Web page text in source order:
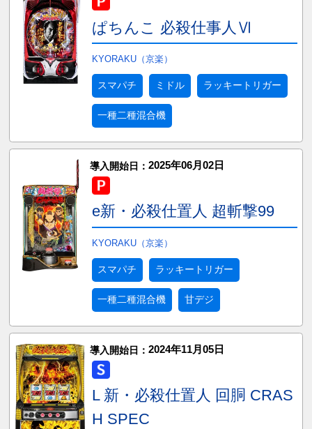
ぱちんこ 必殺仕事人Ⅵ
KYORAKU（京楽）
スマパチ ミドル ラッキートリガー
一種二種混合機
導入開始日： 2025年06月02日
e新・必殺仕置人 超斬撃99
KYORAKU（京楽）
スマパチ ラッキートリガー
一種二種混合機 甘デジ
導入開始日： 2024年11月05日
L 新・必殺仕置人 回胴 CRAS
H SPEC